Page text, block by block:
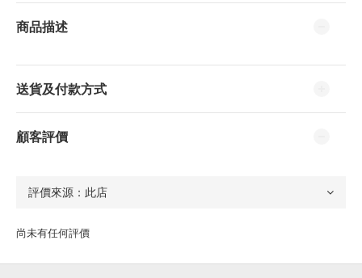
商品描述
送貨及付款方式
顧客評價
尚未有任何評價